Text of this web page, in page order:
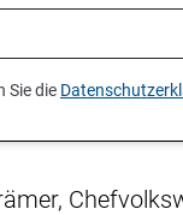
Sie die